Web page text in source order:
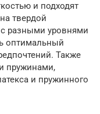
и подходят
твердой
разными уровнями
оптимальный
Также
пружинами,
и пружинного